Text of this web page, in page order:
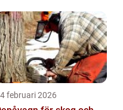
februari 2026